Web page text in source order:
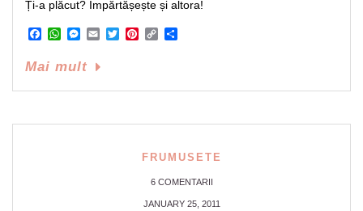
Ți-a plăcut? Împărtășește și altora!
Facebook
WhatsApp
Messenger
EmailTwitterPinterest
Copy
Mai mult
FRUMUSETE
6 COMENTARII
JANUARY 25, 2011